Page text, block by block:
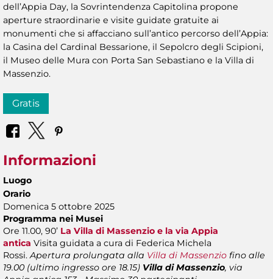
dell’Appia Day, la Sovrintendenza Capitolina propone
aperture straordinarie e visite guidate gratuite ai
monumenti che si affacciano sull’antico percorso dell’Appia:
la Casina del Cardinal Bessarione, il Sepolcro degli Scipioni,
il Museo delle Mura con Porta San Sebastiano e la Villa di
Massenzio.
Gratis
Informazioni
Luogo
Orario
Domenica 5 ottobre 2025
Programma nei Musei
Ore 11.00, 90’ La Villa di Massenzio e la via Appia
antica Visita guidata a cura di Federica Michela
Rossi.Apertura prolungata alla Villa di Massenzio fino alle
19.00 (ultimo ingresso ore 18.15) Villa di Massenzio, via